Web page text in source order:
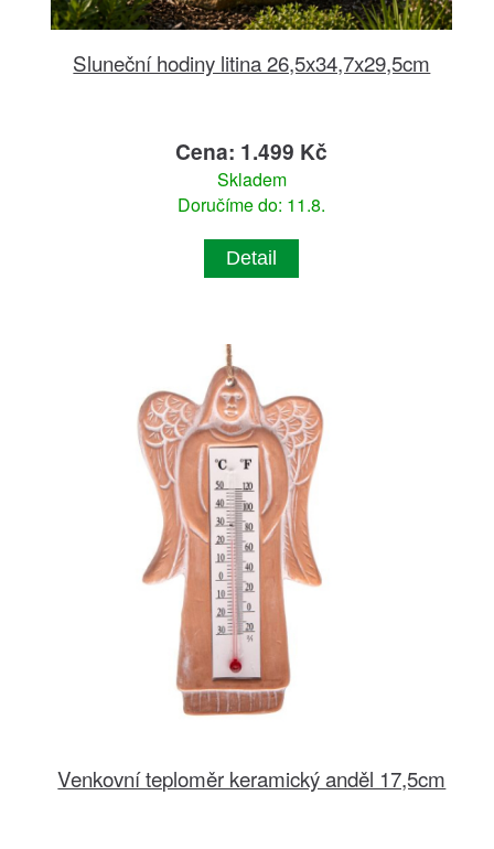
Sluneční hodiny litina 26,5x34,7x29,5cm
Cena: 1.499 Kč
Skladem
Doručíme do: 11.8.
Detail
Venkovní teploměr keramický anděl 17,5cm